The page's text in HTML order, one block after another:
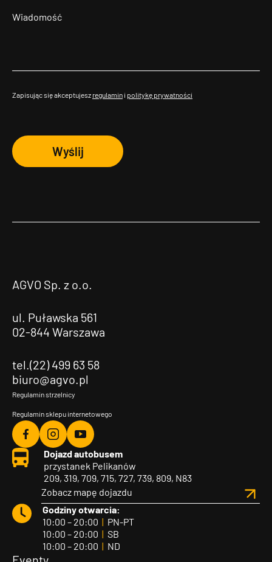
Zapisując się akceptujesz regulamin i politykę prywatności
Wyślij
AGVO Sp. z o.o.
ul. Puławska 561
02-844 Warszawa
tel.(22) 499 63 58
biuro@agvo.pl
Regulamin strzelnicy
Regulamin sklepu internetowego
Agvo
Facebook
Agvo
Instagram
Agvo
YouTube
Dojazd autobusem
przystanek Pelikanów
209, 319, 709, 715, 727, 739, 809, N83
Zobacz mapę dojazdu
Godziny otwarcia:
10:00 – 20:00 | PN-PT
10:00 – 20:00 | SB
10:00 – 20:00 | ND